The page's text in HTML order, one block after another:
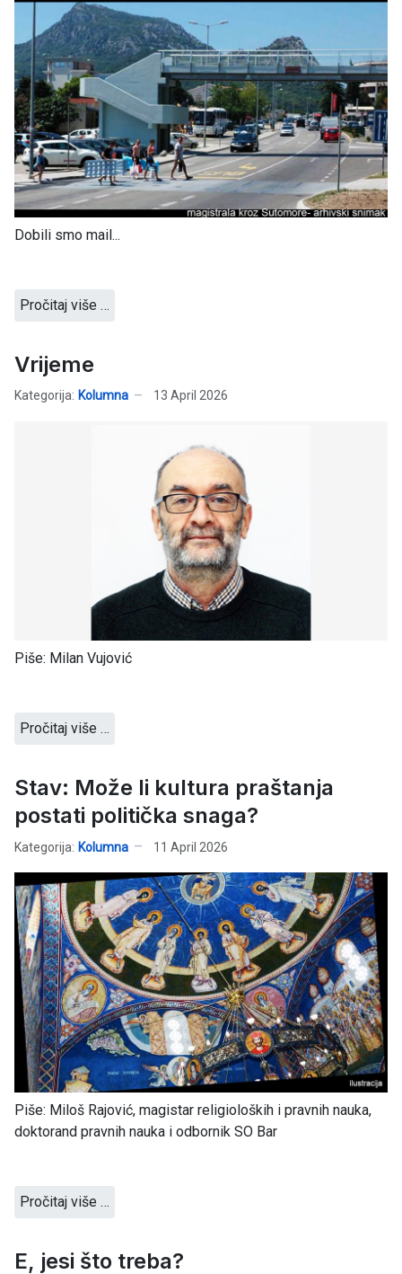
Dobili smo mail...
Pročitaj više …
Vrijeme
Kategorija: Kolumna 13 April 2026
Piše: Milan Vujović
Pročitaj više …
Stav: Može li kultura praštanja
postati politička snaga?
Kategorija: Kolumna 11 April 2026
Piše: Miloš Rajović, magistar religioloških i pravnih nauka,
doktorand pravnih nauka i odbornik SO Bar
Pročitaj više …
E, jesi što treba?